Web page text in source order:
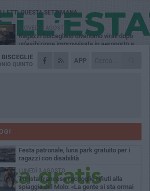
APP
BISCEGLIE
QUINTO
LETTI QUESTA SETTIMANA
GIOVEDÌ 6 AGOSTO
Ragazzi biscegliesi diventano virali dopo
un'esibizione improvvisata in aeroporto a
MARTEDÌ 4 AGOSTO
Emergenza caldo, il Comune di Bisceglie
Due auto incendiate nella notte in via Dieta
MERCOLEDÌ 5 AGOSTO
Festa patronale, luna park gratuito per i
ragazzi con disabilità
LUNEDÌ 3 AGOSTO
Turista francese raccoglie rifiuti alla
spiaggia del Molo: «La gente si sta ormai